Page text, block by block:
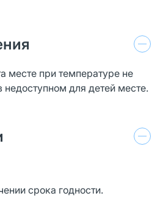
месте при температуре не
для детей месте.
срока годности.